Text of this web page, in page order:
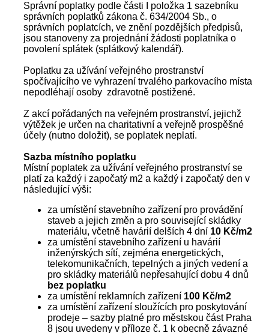
Správní poplatky podle části I položka 1 sazebníku
správních poplatků zákona č. 634/2004 Sb., o
správních poplatcích, ve znění pozdějších předpisů,
jsou stanoveny za projednání žádosti poplatníka o
povolení splátek (splátkový kalendář).
Poplatku za užívání veřejného prostranství
spočívajícího ve vyhrazení trvalého parkovacího místa
nepodléhají osoby zdravotně postižené.
Z akcí pořádaných na veřejném prostranství, jejichž
výtěžek je určen na charitativní a veřejně prospěšné
účely (nutno doložit), se poplatek neplatí.
Sazba místního poplatku
Místní poplatek za užívání veřejného prostranství se
platí za každý i započatý m2 a každý i započatý den v
následující výši:
za umístění stavebního zařízení pro provádění
staveb a jejich změn a pro související skládky
materiálu, včetně havárií delších 4 dní 10 Kč/m2
za umístění stavebního zařízení u havárií
inženýrských sítí, zejména energetických,
telekomunikačních, tepelných a jiných vedení a
pro skládky materiálů nepřesahující dobu 4 dnů
bez poplatku
za umístění reklamních zařízení 100 Kč/m2
za umístění zařízení sloužících pro poskytování
prodeje – sazby platné pro městskou část Praha
8 jsou uvedeny v příloze č. 1 k obecně závazné